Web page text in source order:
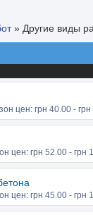
» Другие виды
цен: грн 40.00 - грн
цен: грн 52.00 - грн
цен: грн 45.00 - грн